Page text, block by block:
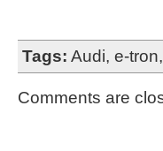
Tags: Audi, e-tron,
Comments are